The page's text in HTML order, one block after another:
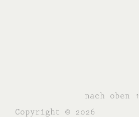
nach oben ↑
Copyright © 2026